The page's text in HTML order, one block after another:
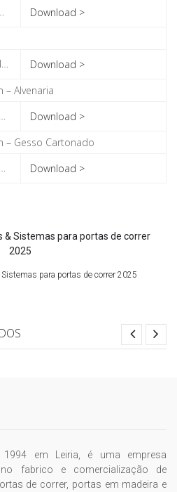
Download >
Download >
Download >
Download >
Sistemas para portas de correr 2025
1994 em Leiria, é uma empresa
no fabrico e comercialização de
de correr, portas em madeira e